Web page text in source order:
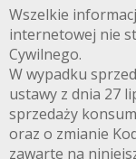
Wszelkie
internetowej nie
Cywilnego.
W wypadku
ustawy z dnia 27
sprzedaży
oraz o zmianie
zawarte na